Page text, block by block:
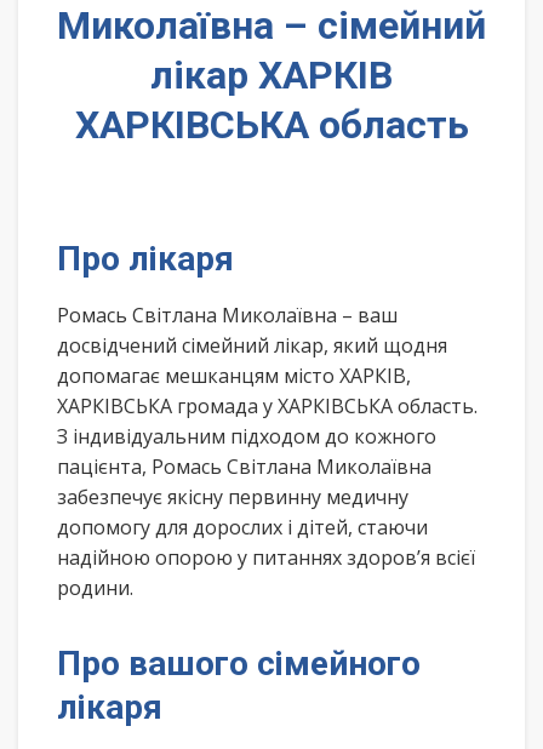
Миколаївна – сімейний
лікар ХАРКІВ
ХАРКІВСЬКА область
Про лікаря
Ромась Світлана Миколаївна – ваш
досвідчений сімейний лікар, який щодня
допомагає мешканцям місто ХАРКІВ,
ХАРКІВСЬКА громада у ХАРКІВСЬКА область.
З індивідуальним підходом до кожного
пацієнта, Ромась Світлана Миколаївна
забезпечує якісну первинну медичну
допомогу для дорослих і дітей, стаючи
надійною опорою у питаннях здоров’я всієї
родини.
Про вашого сімейного
лікаря